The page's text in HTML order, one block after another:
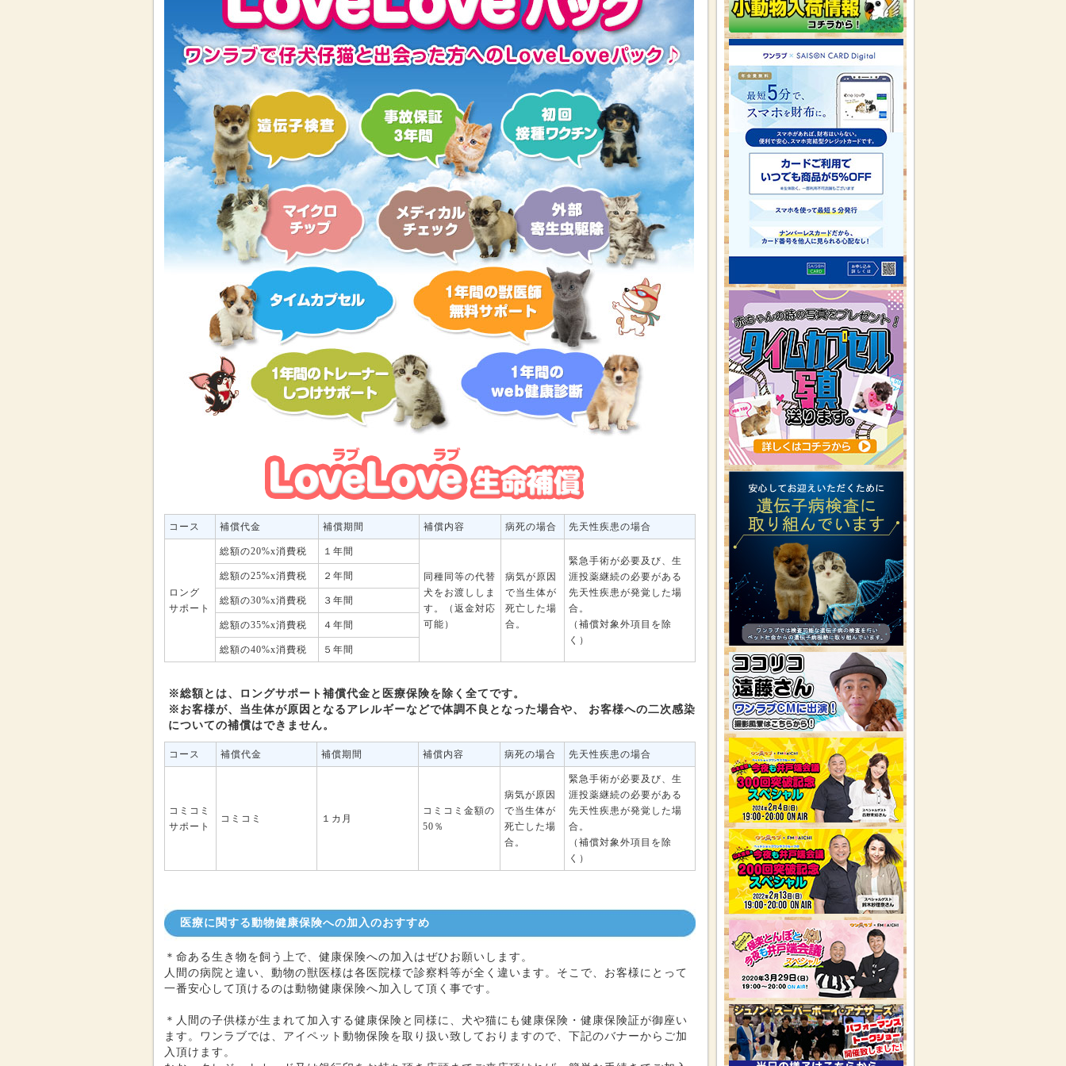
コース 補償代金 補償期間 補償内容 病死の場合 先天性疾患の場合
ロング
サポート
総額の20%x消費税 １年間
同種同等の代替
犬をお渡ししま
す。（返金対応
可能）
病気が原因
で当生体が
死亡した場
合。
緊急手術が必要及び、生
涯投薬継続の必要がある
先天性疾患が発覚した場
合。
（補償対象外項目を除
く）
総額の25%x消費税 ２年間
総額の30%x消費税 ３年間
総額の35%x消費税 ４年間
総額の40%x消費税 ５年間
※総額とは、ロングサポート補償代金と医療保険を除く全てです。
※お客様が、当生体が原因となるアレルギーなどで体調不良となった場合や、 お客様への二次感染
についての補償はできません。
コース 補償代金 補償期間 補償内容 病死の場合 先天性疾患の場合
コミコミ
サポート
コミコミ １カ月
コミコミ金額の
50％
病気が原因
で当生体が
死亡した場
合。
緊急手術が必要及び、生
涯投薬継続の必要がある
先天性疾患が発覚した場
合。
（補償対象外項目を除
く）
医療に関する動物健康保険への加入のおすすめ
＊命ある生き物を飼う上で、健康保険への加入はぜひお願いします。
人間の病院と違い、動物の獣医様は各医院様で診察料等が全く違います。そこで、お客様にとって
一番安心して頂けるのは動物健康保険へ加入して頂く事です。
＊人間の子供様が生まれて加入する健康保険と同様に、犬や猫にも健康保険・健康保険証が御座い
ます。ワンラブでは、アイペット動物保険を取り扱い致しておりますので、下記のバナーからご加
入頂けます。